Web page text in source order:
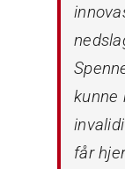
kunne
får